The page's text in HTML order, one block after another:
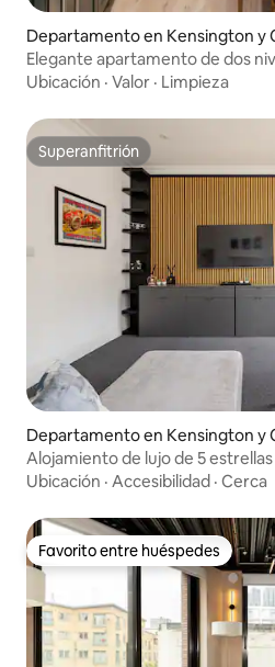
Departamento en Kensington y
Elegante apartamento de dos
terraza
Ubicación · Valor · Limpieza
Superanfitrión
Superanfitrión
Departamento en Kensington y
Alojamiento de lujo de 5
aire acondicionado y terraza
Ubicación · Accesibilidad · Cerca
Favorito entre huéspedes
Favorito entre huéspedes